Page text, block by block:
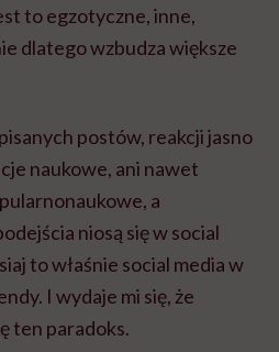
to egzotyczne, inne,
dlatego wzbudza większe
postów, reakcji jasno
naukowe, ani nawet
a
niosą się w social
to właśnie social media w
I wydaje mi się, że
ten paradoks.